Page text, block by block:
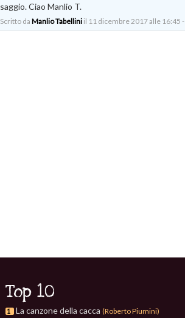
saggio. Ciao Manlio T.
Scritto da Manlio Tabelliniil 11 dicembre 2017 alle 16:45 -
Top 10
1 La canzone della cacca (Roberto Piumini)